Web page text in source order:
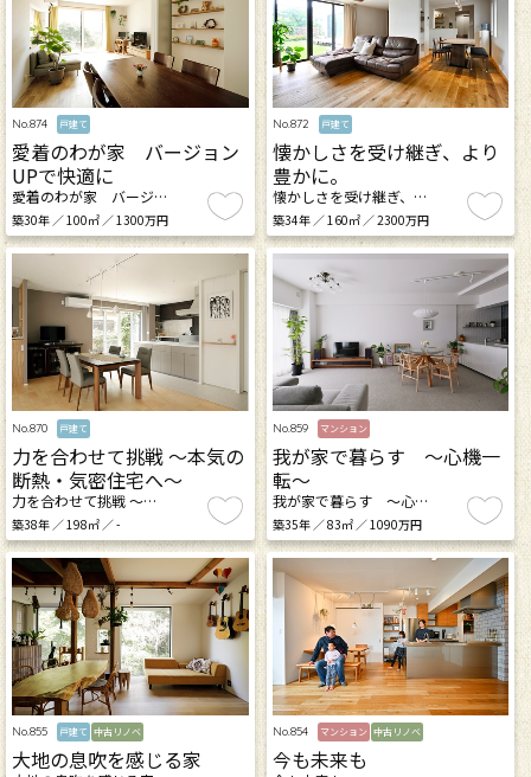
No.874 戸建て
愛着のわが家 バージョン
UPで快適に
愛着のわが家 バージ…
築30年 ／ 100㎡ ／ 1300万円
No.872 戸建て
懐かしさを受け継ぎ、より
豊かに。
懐かしさを受け継ぎ、…
築34年 ／ 160㎡ ／ 2300万円
No.870 戸建て
力を合わせて挑戦 ～本気の
断熱・気密住宅へ～
力を合わせて挑戦 ～…
築38年 ／ 198㎡ ／ -
No.859 マンション
我が家で暮らす 〜心機一
転〜
我が家で暮らす 〜心…
築35年 ／ 83㎡ ／ 1090万円
No.855 戸建て 中古リノベ
大地の息吹を感じる家
No.854 マンション 中古リノベ
今も未来も